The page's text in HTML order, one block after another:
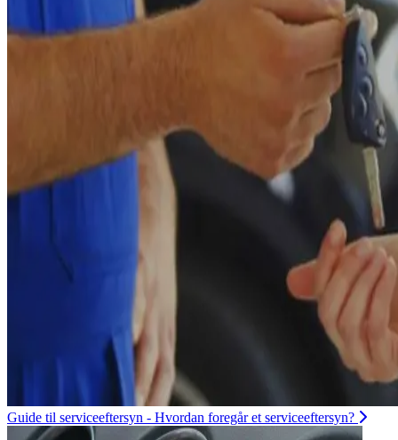
Guide til serviceeftersyn - Hvordan foregår et serviceeftersyn?